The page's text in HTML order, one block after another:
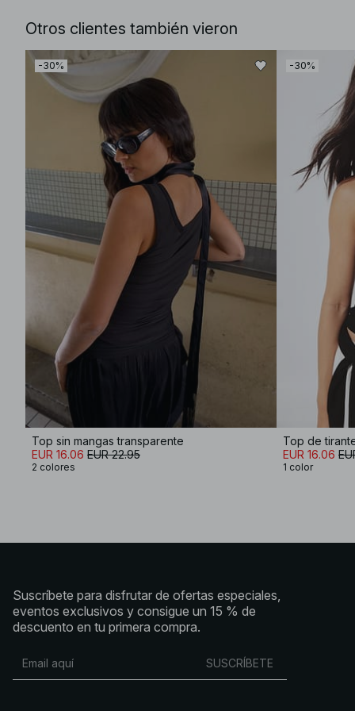
Otros clientes también vieron
-30%
Top sin mangas transparente
EUR 16.06 EUR 22.95
2 colores
-30%
Top de
EUR 16.06
1 color
Suscríbete para disfrutar de ofertas especiales,
eventos exclusivos y consigue un 15 % de
descuento en tu primera compra.
SUSCRÍBETE